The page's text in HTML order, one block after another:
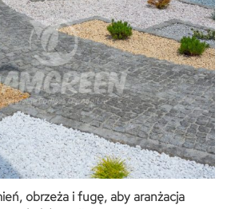
obrzeża i fugę, aby aranżacja